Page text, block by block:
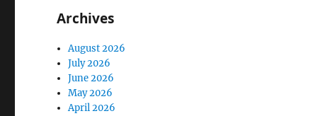
Archives
August 2026
July 2026
June 2026
May 2026
April 2026